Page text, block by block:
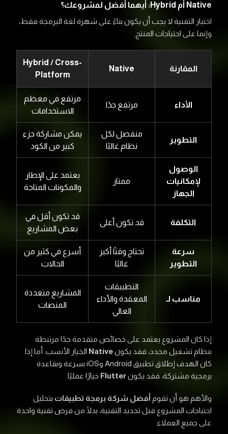
Native أم Hybrid: أيهما أفضل لمشروعك؟
اختيار التقنية لا يجب أن يكون بناءً على شهرة لغة البرمجة فقط،
وإنما على احتياجات المنتج.
المقارنة Native
Hybrid / Cross-
Platform
الأداء مرتفع جدًا
مرتفع في معظم
الاستخدامات
التطوير
منفصل لكل
نظام غالبًا
يمكن مشاركة جزء
كبير من الكود
الوصول
لإمكانيات
الجهاز
ممتاز
يعتمد على الإطار
والمكونات المتاحة
التكلفة قد تكون أعلى
قد تكون أقل في
بعض المشاريع
سرعة
التطوير
تحتاج وقتًا أكبر
غالبًا
أسرع في كثير من
الحالات
مناسب لـ
التطبيقات
المعقدة والأداء
العالي
المشاريع متعددة
المنصات
إذا كان المشروع يعتمد على خصائص متقدمة جدًا مرتبطة
بنظام تشغيل محدد، فقد يكونNative الخيار الأنسب. أما إذا
كان الهدف إطلاق تطبيق Android وiOS بسرعة وبقاعدة
برمجية مشتركة، فقد يكونFlutter خيارًا عمليًا.
والأهم هو أن تقوم أفضل شركة برمجة تطبيقات بتحليل
احتياجات المشروع قبل تحديد التقنية، بدلًا من فرض تقنية واحدة
على جميع العملاء.